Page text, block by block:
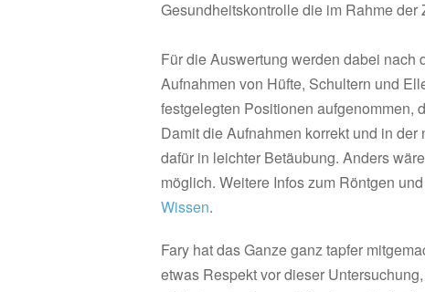
Gesundheitskontrolle die im Rahme
Für die Auswertung werden dabei nach
Aufnahmen von Hüfte, Schultern und
festgelegten Positionen aufgenommen,
Damit die Aufnahmen korrekt und in
dafür in leichter Betäubung. Anders
möglich. Weitere Infos zum Röntgen
Wissen.
Fary hat das Ganze ganz tapfer
etwas Respekt vor dieser